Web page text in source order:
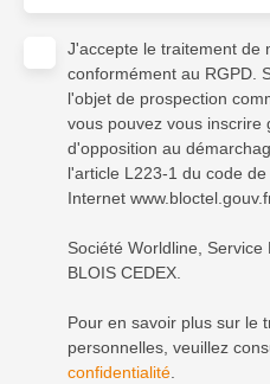
J'accepte le traitement de
conformément au RGPD.
l'objet de prospection
vous pouvez vous inscrire
d'opposition au
l'article L223-1 du code
Internet
Société Worldline,
BLOIS CEDEX.
Pour en savoir plus sur le
personnelles, veuillez
confidentialité.